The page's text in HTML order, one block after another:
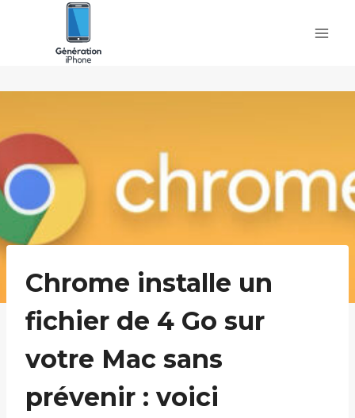
Chrome installe un
fichier de 4 Go sur
votre Mac sans
prévenir : voici